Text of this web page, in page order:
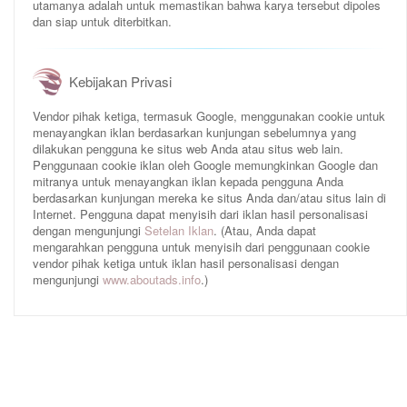
menjadi Keraton Kasepuhan.
utamanya adalah untuk memastikan bahwa karya tersebut dipoles
dan siap untuk diterbitkan.
Kebijakan Privasi
Vendor pihak ketiga, termasuk Google, menggunakan cookie untuk
menayangkan iklan berdasarkan kunjungan sebelumnya yang
dilakukan pengguna ke situs web Anda atau situs web lain.
Penggunaan cookie iklan oleh Google memungkinkan Google dan
mitranya untuk menayangkan iklan kepada pengguna Anda
berdasarkan kunjungan mereka ke situs Anda dan/atau situs lain di
Internet. Pengguna dapat menyisih dari iklan hasil personalisasi
dengan mengunjungi Setelan Iklan. (Atau, Anda dapat
mengarahkan pengguna untuk menyisih dari penggunaan cookie
vendor pihak ketiga untuk iklan hasil personalisasi dengan
mengunjungi www.aboutads.info.)